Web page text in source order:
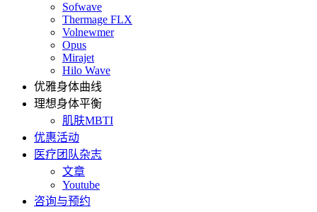
Sofwave
Thermage FLX
Volnewmer
Opus
Mirajet
Hilo Wave
优雅身体曲线
理想身体平衡
肌肤MBTI
优惠活动
医疗团队杂志
文章
Youtube
咨询与预约